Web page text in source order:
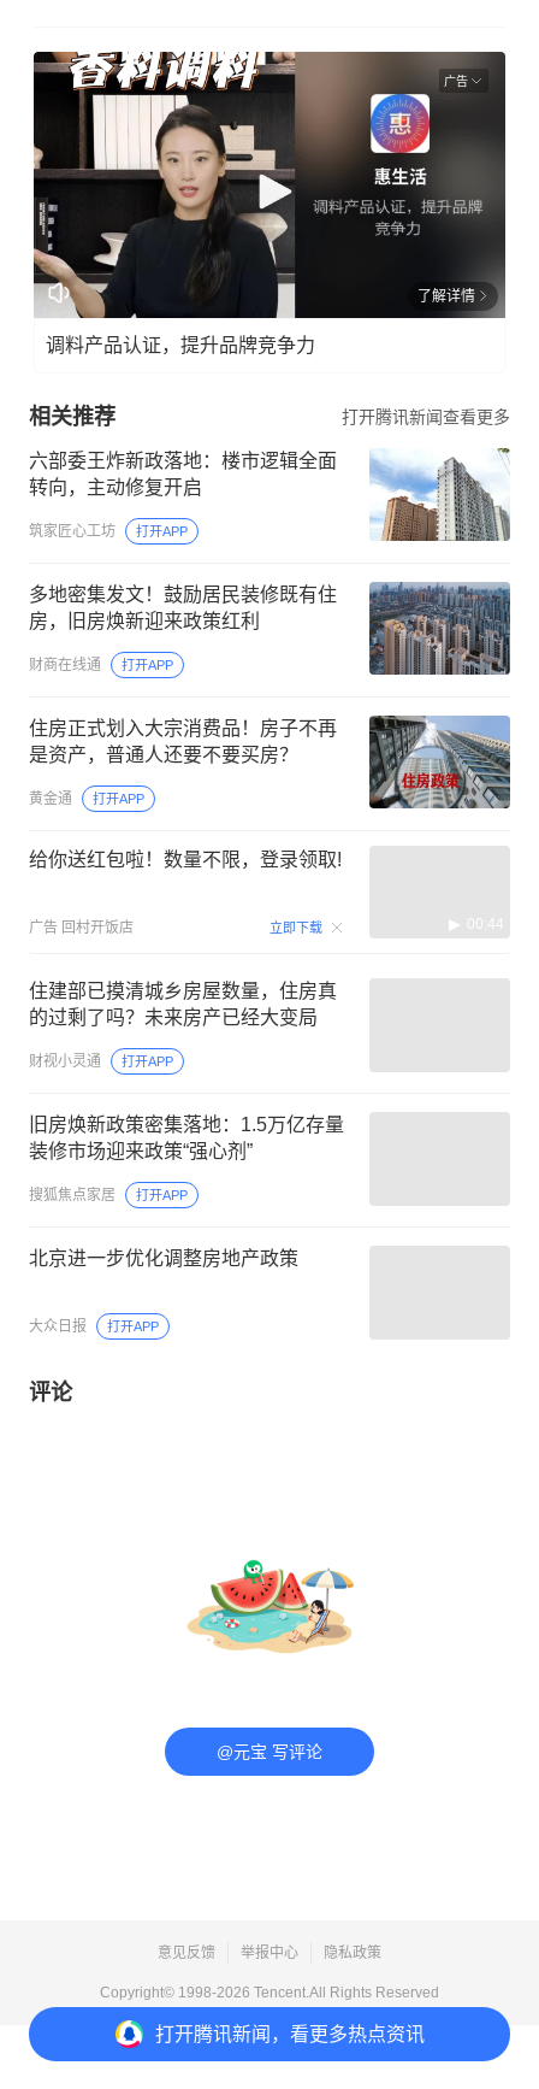
打开腾讯新闻，看更多热点资讯
广告
了解详情
调料产品认证，提升品牌竞争力
相关推荐 打开腾讯新闻查看更多
六部委王炸新政落地：楼市逻辑全面
转向，主动修复开启
筑家匠心工坊 打开APP
多地密集发文！鼓励居民装修既有住
房，旧房焕新迎来政策红利
财商在线通 打开APP
住房正式划入大宗消费品！房子不再
是资产，普通人还要不要买房？
黄金通 打开APP
给你送红包啦！数量不限，登录领取!
广告 回村开饭店 立即下载 00:44
住建部已摸清城乡房屋数量，住房真
的过剩了吗？未来房产已经大变局
财视小灵通 打开APP
旧房焕新政策密集落地：1.5万亿存量
装修市场迎来政策“强心剂”
搜狐焦点家居 打开APP
北京进一步优化调整房地产政策
大众日报 打开APP
评论
@元宝 写评论
意见反馈 举报中心 隐私政策
Copyright© 1998-2026 Tencent.All Rights Reserved